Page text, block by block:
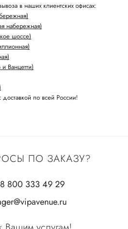
в наших клиентских офисах:
набережная)
шоссе)
Ванцетти)
по всей России!
ПО ЗАКАЗУ?
8 800 333 49 29